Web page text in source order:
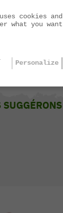
44 67
CONTACTEZ-NOUS
cookies
what you
Personalize